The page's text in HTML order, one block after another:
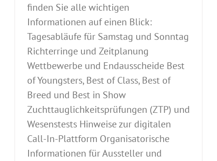
finden Sie alle wichtigen
Informationen auf einen Blick:
Tagesabläufe für Samstag und Sonntag
Richterringe und Zeitplanung
Wettbewerbe und Endausscheide Best
of Youngsters, Best of Class, Best of
Breed und Best in Show
Zuchttauglichkeitsprüfungen (ZTP) und
Wesenstests Hinweise zur digitalen
Call-In-Plattform Organisatorische
Informationen für Aussteller und